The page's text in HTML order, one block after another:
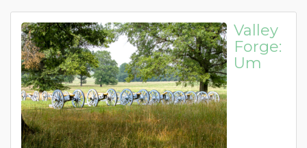
Valley
Forge:
Um